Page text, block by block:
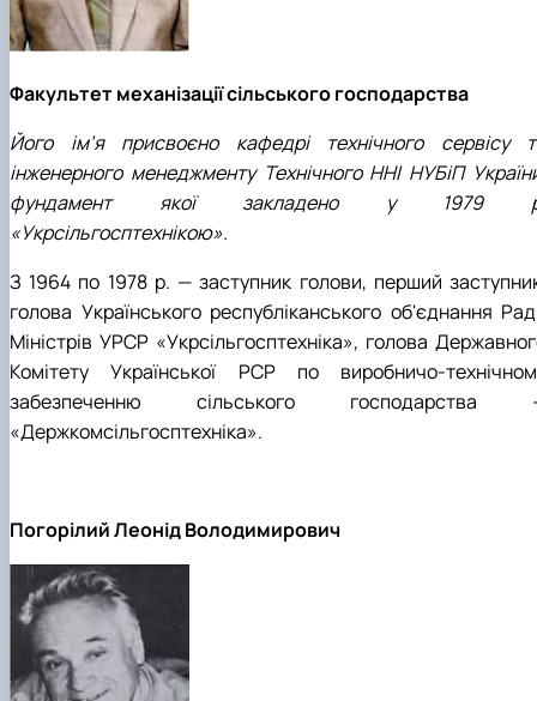
Факультет механізації сільського господарства
Його ім’я присвоєно кафедрі технічного сервісу
інженерного менеджменту Технічного ННІ НУБіП
фундамент якої закладено у 1979
«Укрсільгосптехнікою».
З 1964 по 1978 р. — заступник голови, перший
голова Українського республіканського об'єднання
Міністрів УРСР «Укрсільгосптехніка», голова
Комітету Української РСР по виробничо-
забезпеченню сільського господарства
«Держкомсільгосптехніка».
Погорілий Леонід Володимирович